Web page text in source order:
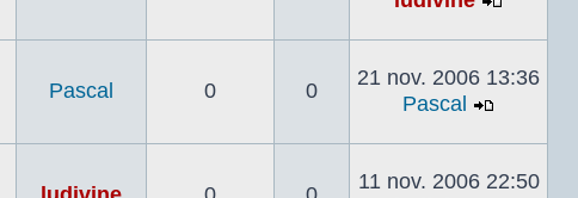
le
dernier
Pascal 0 0
21 nov. 2006 13:36
Pascal
le
dernier
11 nov. 2006 22:50